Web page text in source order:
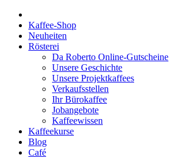
Kaffee-Shop
Neuheiten
Rösterei
Da Roberto Online-Gutscheine
Unsere Geschichte
Unsere Projektkaffees
Verkaufsstellen
Ihr Bürokaffee
Jobangebote
Kaffeewissen
Kaffeekurse
Blog
Café